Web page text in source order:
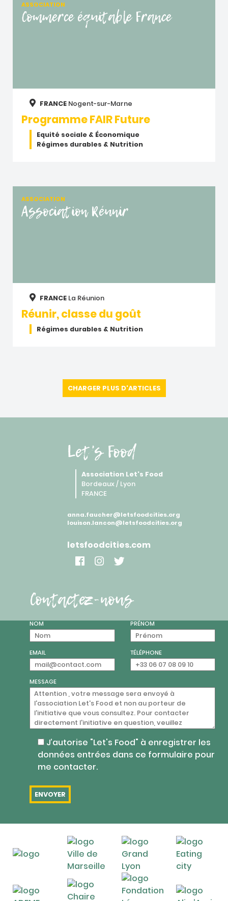
ASSOCIATION
Commerce équitable France
FRANCE Nogent-sur-Marne
Programme FAIR Future
Equité sociale & Économique
Régimes durables & Nutrition
ASSOCIATION
Association Réunir
FRANCE La Réunion
Réunir, classe du goût
Régimes durables & Nutrition
CHARGER PLUS D'ARTICLES
Let's Food
Association Let's Food
Bordeaux / Lyon
FRANCE
anna.faucher@letsfoodcities.org
louison.lancon@letsfoodcities.org
letsfoodcities.com
Contactez-nous
NOM PRÉNOM
EMAIL TÉLÉPHONE
MESSAGE
J’autorise "Let's Food" à enregistrer les
données entrées dans ce formulaire pour
me contacter.